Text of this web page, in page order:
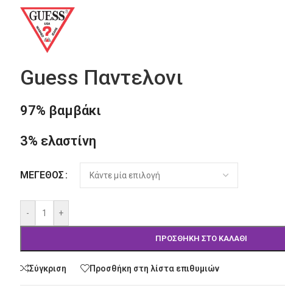
Guess Παντελονι
97% βαμβάκι
3% ελαστίνη
ΜΈΓΕΘΟΣ
- +
ΠΡΟΣΘΉΚΗ ΣΤΟ ΚΑΛΆΘΙ
Alternative:
Σύγκριση Προσθήκη στη λίστα επιθυμιών